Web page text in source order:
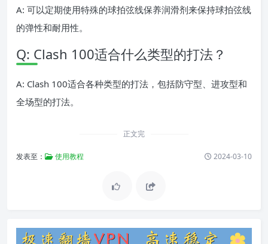
A: 可以定期使用特殊的球拍弦线保养润滑剂来保持球拍弦线
的弹性和耐用性。
Q: Clash 100适合什么类型的打法？
A: Clash 100适合各种类型的打法，包括防守型、进攻型和
全场型的打法。
正文完
发表至： 使用教程 2024-03-10